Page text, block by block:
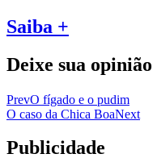
Saiba +
Deixe sua opinião
PrevO fígado e o pudim
O caso da Chica BoaNext
Publicidade